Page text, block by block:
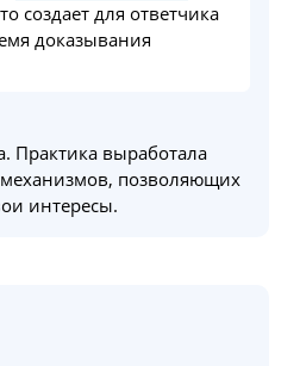
создает для ответчика
доказывания
Практика выработала
позволяющих
интересы.